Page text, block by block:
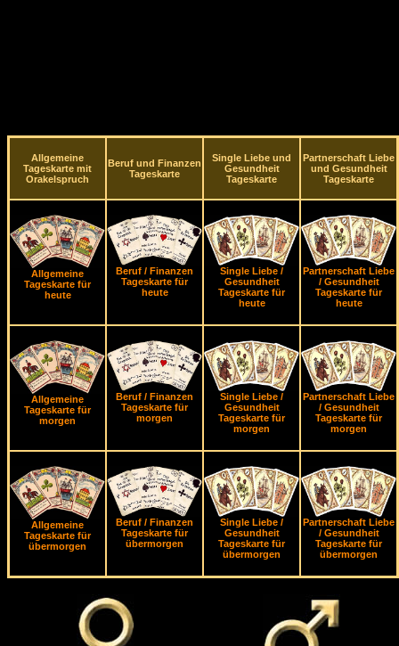
Allgemeine
Tageskarte mit
Orakelspruch
Beruf und Finanzen
Tageskarte
Single Liebe und
Gesundheit
Tageskarte
Partnerschaft Liebe
und Gesundheit
Tageskarte
Allgemeine
Tageskarte für
heute
Beruf / Finanzen
Tageskarte für
heute
Single Liebe /
Gesundheit
Tageskarte für
heute
Partnerschaft Liebe
/ Gesundheit
Tageskarte für
heute
Allgemeine
Tageskarte für
morgen
Beruf / Finanzen
Tageskarte für
morgen
Single Liebe /
Gesundheit
Tageskarte für
morgen
Partnerschaft Liebe
/ Gesundheit
Tageskarte für
morgen
Allgemeine
Tageskarte für
übermorgen
Beruf / Finanzen
Tageskarte für
übermorgen
Single Liebe /
Gesundheit
Tageskarte für
übermorgen
Partnerschaft Liebe
/ Gesundheit
Tageskarte für
übermorgen